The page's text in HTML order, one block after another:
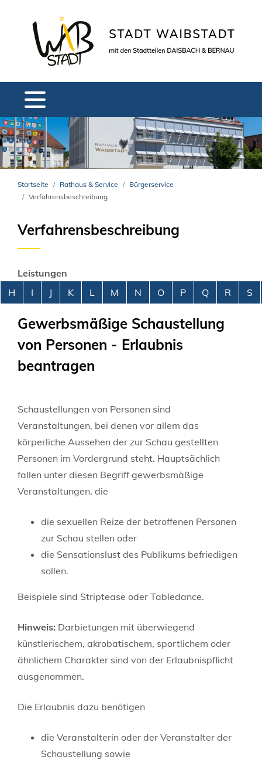
Startseite Rathaus & Service
Bürgerservice
Verfahrensbeschreibung
Verfahrensbeschreibung
Leistungen
Alphabetisches Register überspringen
H I J K L M N O P Q R S
Gewerbsmäßige Schaustellung
von Personen - Erlaubnis
beantragen
Schaustellungen von Personen sind
Veranstaltungen, bei denen vor allem das
körperliche Aussehen der zur Schau gestellten
Personen im Vordergrund steht. Hauptsächlich
fallen unter diesen Begriff gewerbsmäßige
Veranstaltungen, die
die sexuellen Reize der betroffenen Personen
zur Schau stellen oder
die Sensationslust des Publikums befriedigen
sollen.
Beispiele sind Striptease oder Tabledance.
Hinweis: Darbietungen mit überwiegend
künstlerischem, akrobatischem, sportlichem oder
ähnlichem Charakter sind von der Erlaubnispflicht
ausgenommen.
Die Erlaubnis dazu benötigen
die Veranstalterin oder der Veranstalter der
Schaustellung sowie